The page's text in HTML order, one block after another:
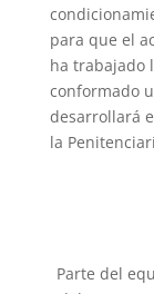
para que el
ha trabajado
conformado
desarrollará
la
Parte del